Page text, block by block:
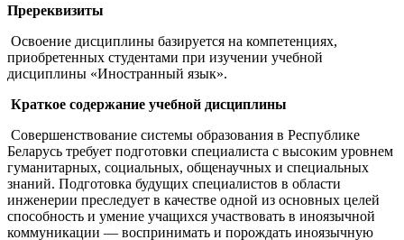
Пререквизиты
Освоение дисциплины базируется на компетенциях,
приобретенных студентами при изучении учебной
дисциплины «Иностранный язык».
Краткое содержание учебной дисциплины
Совершенствование системы образования в Республике
Беларусь требует подготовки специалиста с высоким уровнем
гуманитарных, социальных, общенаучных и специальных
знаний. Подготовка будущих специалистов в области
инженерии преследует в качестве одной из основных целей
способность и умение учащихся участвовать в иноязычной
коммуникации — воспринимать и порождать иноязычную